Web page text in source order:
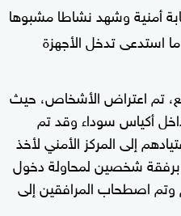
أمنية وشهد نشاطا مشبوها
استدعى تدخل الأجهزة
تم اعتراض الأشخاص، حيث
أكياس سوداء وقد تم
إلى المركز الأمني لأخذ
برفقة شخصين لمحاولة دخول
اصطحاب المرافقين إلى